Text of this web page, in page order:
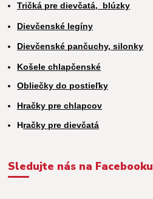
Tričká pre dievčatá, blúzky
Dievčenské legíny
Dievčenské pančuchy, silonky
Košele chlapčenské
Obliečky do postieľky
Hračky pre chlapcov
Hračky pre dievčatá
Sledujte nás na Facebooku